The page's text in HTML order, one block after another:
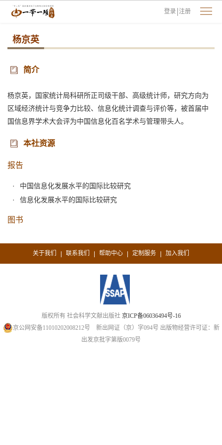
登录 注册
杨京英
简介
杨京英，国家统计局科研所正司级干部、高级统计师，研究方向为
区域经济统计与竞争力比较、信息化统计调查与评价等，被首届中
国信息界学术大会评为中国信息化百名学术与管理带头人。
本社资源
报告
中国信息化发展水平的国际比较研究
信息化发展水平的国际比较研究
图书
关于我们 | 联系我们 | 帮助中心 | 定制服务 | 加入我们
版权所有 社会科学文献出版社 京ICP备06036494号-16
京公网安备11010202008212号 新出网证（京）字094号 出版物经营许可证：新
出发京批字第版0079号